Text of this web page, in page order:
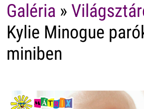
Galéria »
Kylie Minogue
miniben